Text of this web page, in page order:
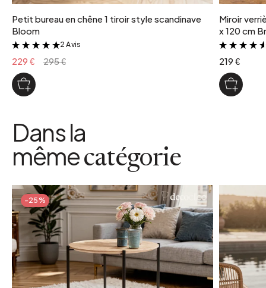
Petit bureau en chêne 1 tiroir style scandinave
Bloom
&
2 Avis
229 € 295 €
Miroir
x 120 cm
219 €
Dans la
mêmecatégorie
-25%